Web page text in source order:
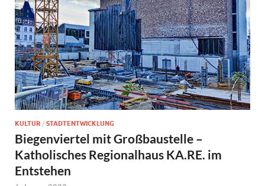
KULTUR / STADTENTWICKLUNG
Biegenviertel mit Großbaustelle –
Katholisches Regionalhaus KA.RE. im
Entstehen